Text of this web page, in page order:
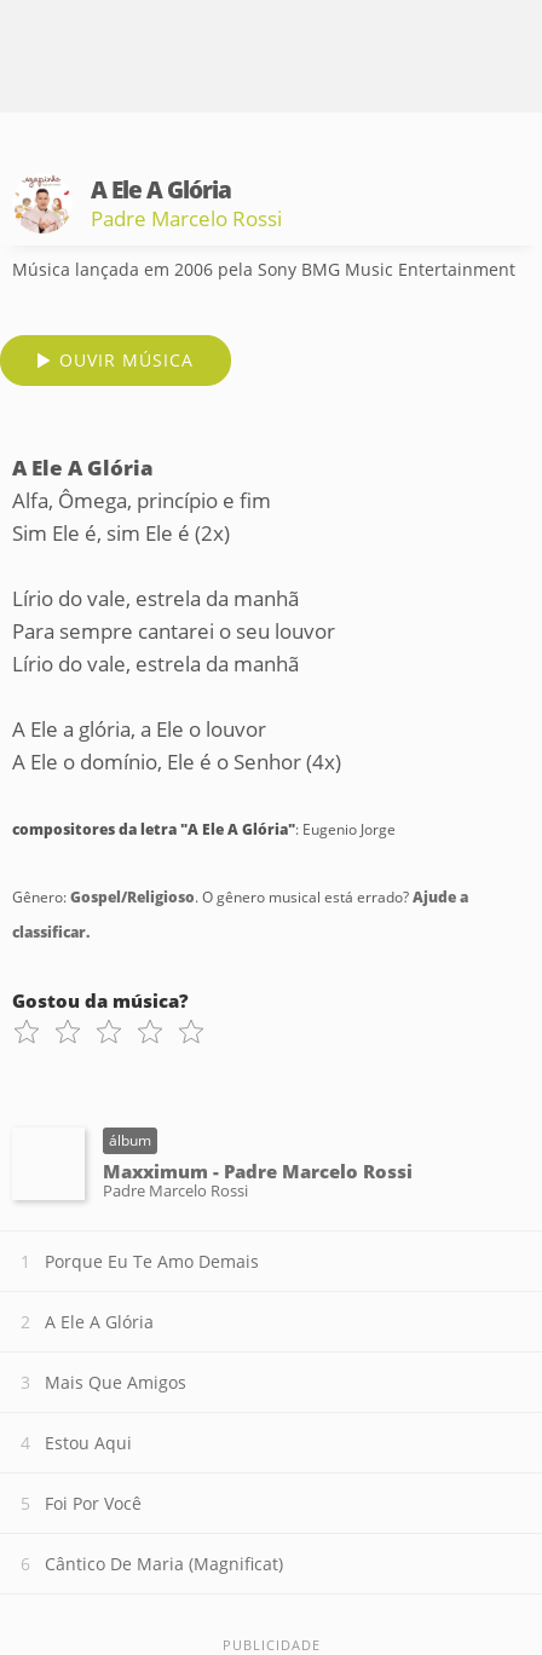
A Ele A Glória
Padre Marcelo Rossi
Música lançada em 2006 pela Sony BMG Music Entertainment
OUVIR MÚSICA
A Ele A Glória
Alfa, Ômega, princípio e fim
Sim Ele é, sim Ele é (2x)
Lírio do vale, estrela da manhã
Para sempre cantarei o seu louvor
Lírio do vale, estrela da manhã
A Ele a glória, a Ele o louvor
A Ele o domínio, Ele é o Senhor (4x)
compositores da letra "A Ele A Glória": Eugenio Jorge
Gênero:Gospel/Religioso. O gênero musical está errado?Ajude a
classificar.
Gostou da música?
álbum
Maxximum - Padre Marcelo Rossi
Padre Marcelo Rossi
Porque Eu Te Amo Demais
A Ele A Glória
Mais Que Amigos
Estou Aqui
Foi Por Você
Cântico De Maria (Magnificat)